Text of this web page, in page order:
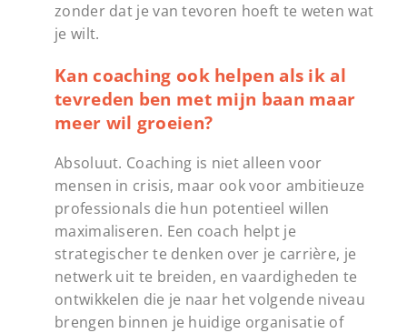
zonder dat je van tevoren hoeft te weten wat
je wilt.
Kan coaching ook helpen als ik al
tevreden ben met mijn baan maar
meer wil groeien?
Absoluut. Coaching is niet alleen voor
mensen in crisis, maar ook voor ambitieuze
professionals die hun potentieel willen
maximaliseren. Een coach helpt je
strategischer te denken over je carrière, je
netwerk uit te breiden, en vaardigheden te
ontwikkelen die je naar het volgende niveau
brengen binnen je huidige organisatie of